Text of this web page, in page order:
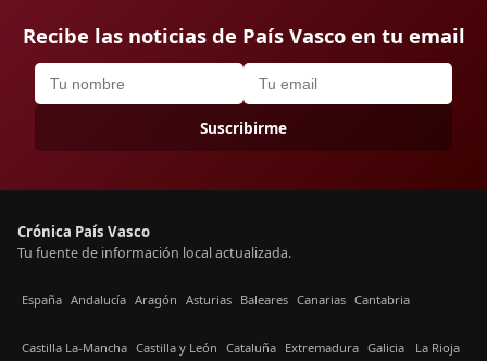
Recibe las noticias de País Vasco en tu email
Suscribirme
Crónica País Vasco
Tu fuente de información local actualizada.
España Andalucía Aragón Asturias Baleares Canarias Cantabria
Castilla La-Mancha Castilla y León Cataluña Extremadura Galicia La Rioja